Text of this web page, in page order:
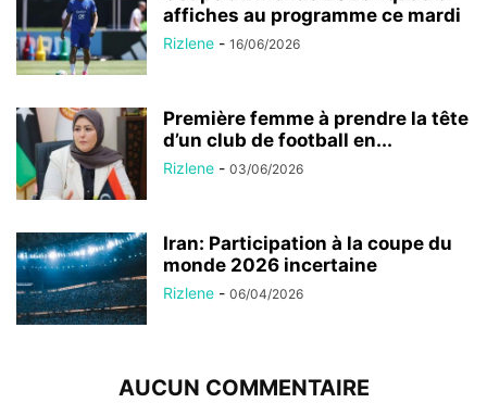
affiches au programme ce mardi
Rizlene - 16/06/2026
Première femme à prendre la tête
d’un club de football en...
Rizlene - 03/06/2026
Iran: Participation à la coupe du
monde 2026 incertaine
Rizlene - 06/04/2026
AUCUN COMMENTAIRE